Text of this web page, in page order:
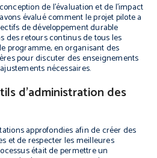
de l’évaluation et de l’impact
évalué comment le projet pilote a
de développement durable
des retours continus de tous les
programme, en organisant des
pour discuter des enseignements
nécessaires.
d’administration des
approfondies afin de créer des
et de respecter les meilleures
était de permettre un